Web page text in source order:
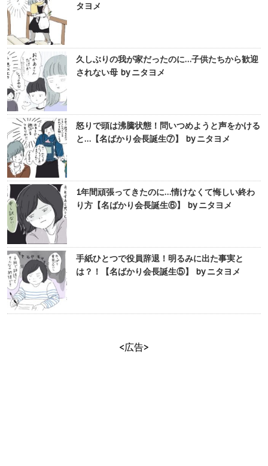
タヨメ
久しぶりの我が家だったのに…子供たちから歓迎
されない母 by ニタヨメ
怒りで頭は沸騰状態！問いつめようと声をかける
と…【名ばかり会長誕生⑦】 by ニタヨメ
1年間頑張ってきたのに…情けなくて悔しい終わ
り方【名ばかり会長誕生⑥】 by ニタヨメ
手紙ひとつで役員辞退！明るみに出た事実と
は？！【名ばかり会長誕生⑤】 by ニタヨメ
<広告>